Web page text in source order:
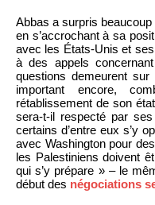
Abbas a surpris
en s’accrochant à sa
avec les États-Unis et
à des appels
questions demeurent
important encore,
rétablissement de son
sera-t-il respecté par
certains d’entre eux s’y
avec Washington pour
les Palestiniens doivent
qui s’y prépare » – le
début des négociations